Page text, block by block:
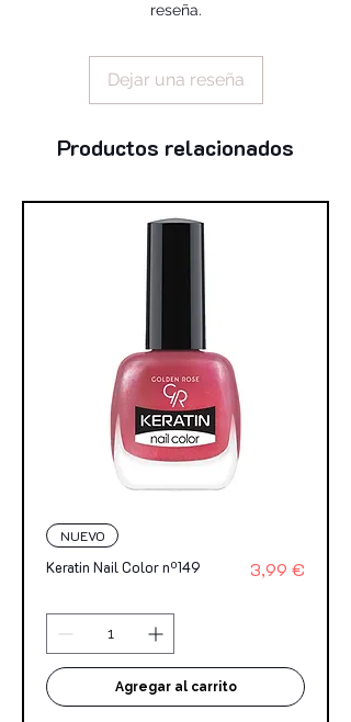
reseña.
Dejar una reseña
Productos relacionados
NUEVO
Keratin Nail Color nº149 Precio
3,99 €
Agregar al carrito